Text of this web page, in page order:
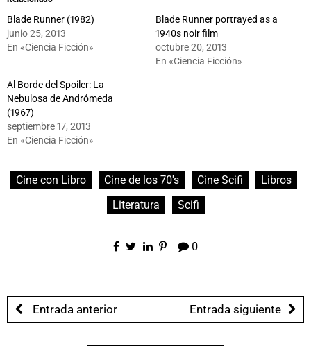
Blade Runner (1982)
junio 25, 2013
En «Ciencia Ficción»
Blade Runner portrayed as a
1940s noir film
octubre 20, 2013
En «Ciencia Ficción»
Al Borde del Spoiler: La
Nebulosa de Andrómeda
(1967)
septiembre 17, 2013
En «Ciencia Ficción»
Cine con Libro Cine de los 70's Cine Scifi
Libros
Literatura
Scifi
0
Entrada anterior Entrada siguiente